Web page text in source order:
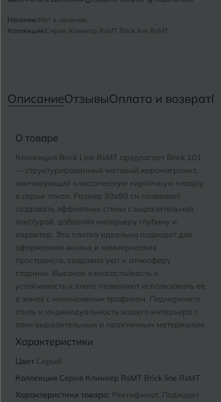
Наличие:Нет в наличии
Коллекция:Серия Клинкер RsMT Brick line RsMT
ОписаниеОтзывыОплата и возврат
О товаре
Коллекция Brick Line RsMT предлагает Brick 101
— структурированный матовый керамогранит,
имитирующий классическую кирпичную кладку
в серых тонах. Размер 30x90 см позволяет
создавать эффектные стены с выразительной
текстурой, добавляя интерьеру глубину и
характер. Эта плитка идеально подходит для
оформления жилых и коммерческих
пространств, создавая уют и атмосферу
старины. Высокая износостойкость и
устойчивость к влаге позволяют использовать ее
в зонах с интенсивным трафиком. Подчеркните
стиль и индивидуальность вашего интерьера с
этим выразительным и практичным материалом.
Характеристики
Цвет Серый
Коллекция Серия Клинкер RsMT Brick line RsMT
Характеристики товара: Ректификат, Подходит
Г Геленджик
Е
Иваново
Ижевск
Кемерово
Ковров
Кострома
Котлас
Краснодар
Курган
Курганинск
Магнитогорск
Сыктывкар
Тольятти
Томск
Тула
Тюмень
У Улан-Удэ
Ульяновск
Уфа
Чебоксары
Челябинск